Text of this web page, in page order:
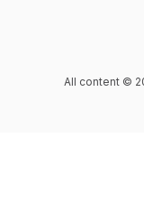
All content ©